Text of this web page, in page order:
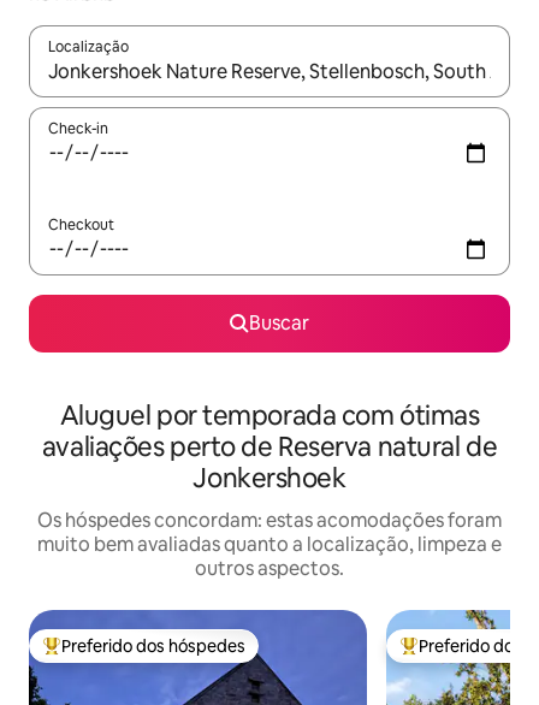
Localização
Quando os resultados estiverem disponíveis, explore-os
Check-in
Checkout
Buscar
Aluguel por temporada com ótimas
avaliações perto de Reserva natural de
Jonkershoek
Os hóspedes concordam: estas acomodações foram
muito bem avaliadas quanto a localização, limpeza e
outros aspectos.
Entre os melhores preferidos dos hóspedes
Preferido dos hóspedes Entre os
Preferido dos